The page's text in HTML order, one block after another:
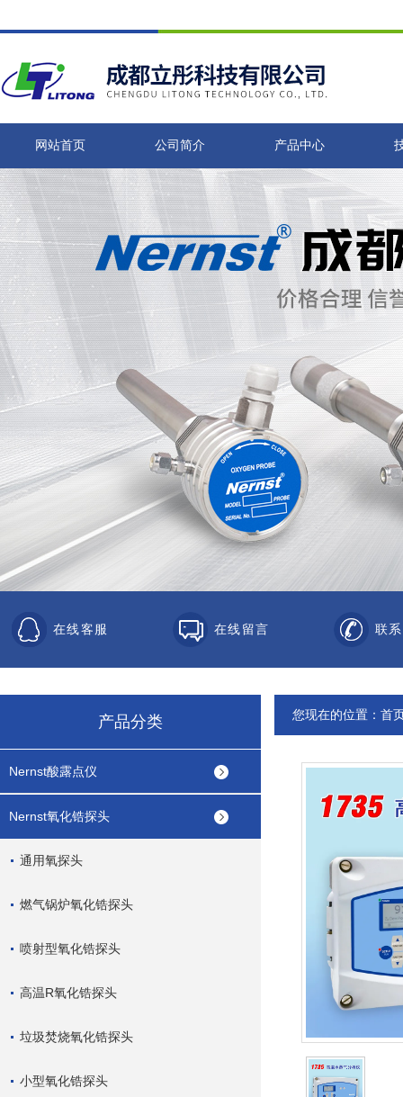
网站首页 公司简介 产品中心
在线客服 在线留言 联
产品分类
Nernst酸露点仪
Nernst氧化锆探头
通用氧探头
燃气锅炉氧化锆探头
喷射型氧化锆探头
高温R氧化锆探头
垃圾焚烧氧化锆探头
小型氧化锆探头
您现在的位置： 首